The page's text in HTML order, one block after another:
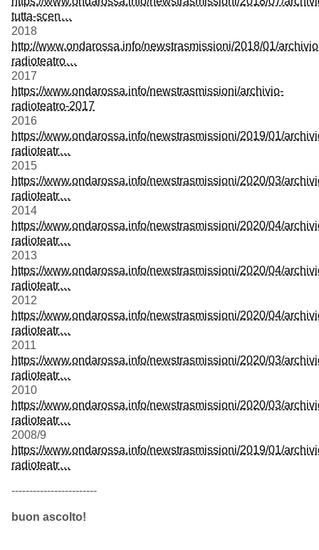
tutta-scen…
2018
http://www.ondarossa.info/newstrasmissioni/2018/01/
radioteatro…
2017
https://www.ondarossa.info/newstrasmissioni/archivio-
radioteatro-2017
2016
https://www.ondarossa.info/newstrasmissioni/2019/01/
radioteatr…
2015
https://www.ondarossa.info/newstrasmissioni/2020/03/
radioteatr…
2014
https://www.ondarossa.info/newstrasmissioni/2020/04/
radioteatr…
2013
https://www.ondarossa.info/newstrasmissioni/2020/04/
radioteatr…
2012
https://www.ondarossa.info/newstrasmissioni/2020/04/
radioteatr…
2011
https://www.ondarossa.info/newstrasmissioni/2020/03/
radioteatr…
2010
https://www.ondarossa.info/newstrasmissioni/2020/03/
radioteatr…
2008/9
https://www.ondarossa.info/newstrasmissioni/2019/01/
radioteatr…
------------------------
buon ascolto!